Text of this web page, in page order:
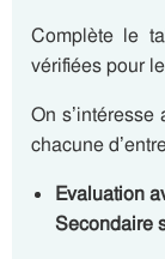
Complète le
vérifiées pour
On s’intéresse
chacune
Evaluation
Secondaire